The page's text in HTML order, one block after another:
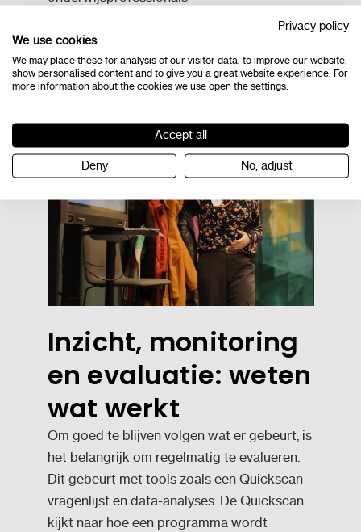
Inzicht, monitoring
en evaluatie: weten
wat werkt
Om goed te blijven volgen wat er gebeurt, is
het belangrijk om regelmatig te evalueren.
Dit gebeurt met tools zoals een Quickscan
vragenlijst en data-analyses. De Quickscan
kijkt naar hoe een programma wordt
Privacy policy
We use cookies
We may place these for analysis of our visitor data, to improve our website,
show personalised content and to give you a great website experience. For
more information about the cookies we use open the settings.
Accept all
Deny No, adjust